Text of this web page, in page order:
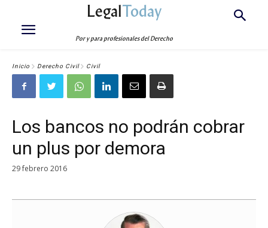
LegalToday
Por y para profesionales del Derecho
Inicio Derecho Civil Civil
Los bancos no podrán cobrar
un plus por demora
29 febrero 2016